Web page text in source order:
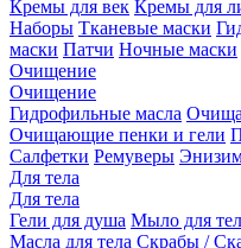
Кремы для век Кремы для
Наборы Тканевые маски
маски Патчи Ночные маски
Очищение
Очищение
Гидрофильные масла
Очищающие пенки и гели
Салфетки Ремуверы
Для тела
Для тела
Гели для душа Мыло для
Масла для тела Скрабы /